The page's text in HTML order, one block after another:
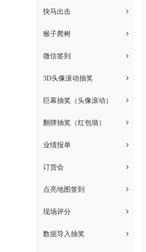
快马出击
猴子爬树
微信签到
3D头像滚动抽奖
巨幕抽奖（头像滚动）
翻牌抽奖（红包墙）
业绩报单
订货会
点亮地图签到
现场评分
数据导入抽奖